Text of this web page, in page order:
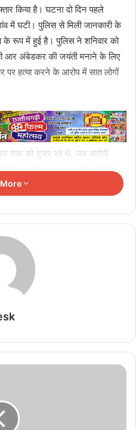
किया है। घटना दो दिन पहले
में घटी। पुलिस से मिली जानकारी के
के रूप में हुई है। पुलिस ने शनिवार को
आर अंबेडकर की जयंती मनाने के लिए
पर हत्या करने के आरोप में सात लोगों
शाम को गुजर रहे थे, जब आरोपी
का जश्न मना रहे थे और उनमें से
कि भालेराव और उनके भाई आकाश को
पक्षों में तीखी नोकझोंक हुई, जिस दौरान
गया लेकिन भर्ती करने से पहले ही
ने कहा कि आईपीसी की धारा के तहत
के तहत प्राथमिकी दर्ज की गई
उन्होंने कहा कि आगे की जांच जारी
का सपना पड़ा भारी, वहां पहुंचते ही भारतीय